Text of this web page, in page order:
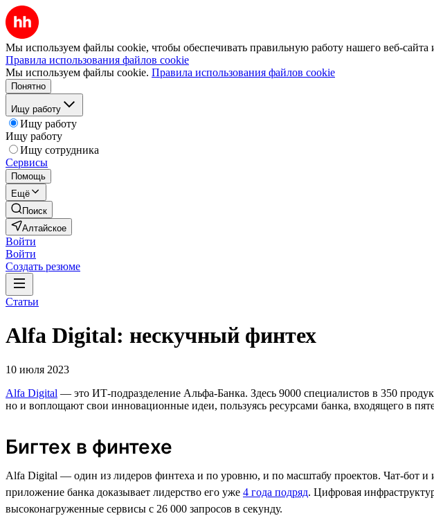
Мы используем файлы cookie, чтобы обеспечивать правильную работу нашего веб-сайта
Правила использования файлов cookie
Мы используем файлы cookie. Правила использования файлов cookie
Понятно
Ищу работу
Ищу работу
Ищу работу
Ищу сотрудника
Сервисы
Помощь
Ещё
Поиск
Алтайское
Войти
Войти
Создать резюме
Статьи
Alfa Digital: нескучный финтех
10 июля 2023
Alfa Digital — это ИТ-подразделение Альфа-Банка. Здесь 9000 специалистов в 350
но и воплощают свои инновационные идеи, пользуясь ресурсами банка, входящего в
Бигтех в финтехе
Alfa Digital — один из лидеров финтеха и по уровню, и по масштабу проектов. Чат-бот и
приложение банка доказывает лидерство его уже 4 года подряд. Цифровая
высоконагруженные сервисы с 26 000 запросов в секунду.